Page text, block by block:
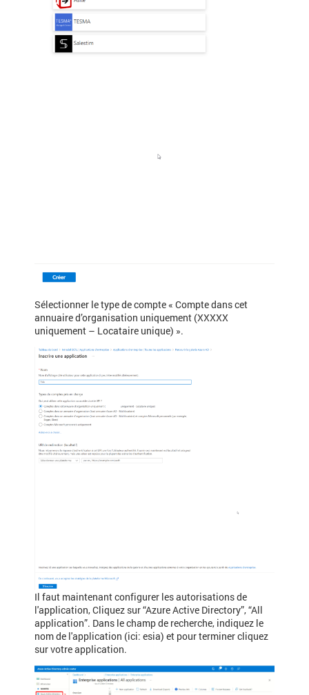
Sélectionner le type de compte « Compte dans cet
annuaire d’organisation uniquement (XXXXX
uniquement – Locataire unique) ».
Il faut maintenant configurer les autorisations de
l'application, Cliquez sur “Azure Active Directory”, “All
application”. Dans le champ de recherche, indiquez le
nom de l'application (ici: esia) et pour terminer cliquez
sur votre application.